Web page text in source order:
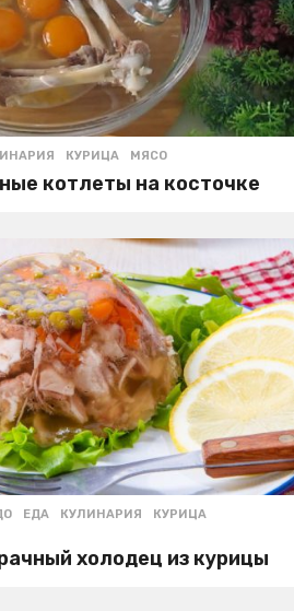
,КУРИЦА ,МЯСО
котлеты на косточке
,ЕДА ,КУЛИНАРИЯ ,КУРИЦА
холодец из курицы